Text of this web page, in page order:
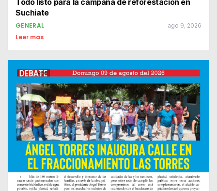
Todo listo para la campaña de reforestación en
Suchiate
GENERAL ago 9, 2026
Leer mas